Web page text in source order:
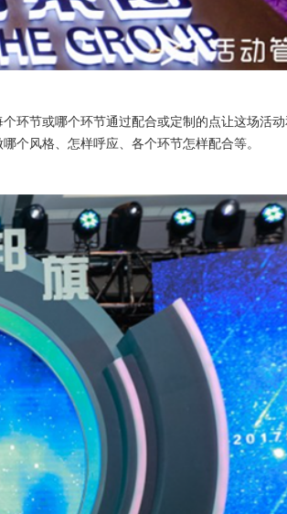
环节或哪个环节通过配合或定制的点让这场活
个风格、怎样呼应、各个环节怎样配合等。